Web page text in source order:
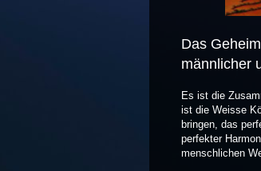
Das
männlicher
Es ist die
ist die Weisse
bringen, das
perfekter
menschlichen